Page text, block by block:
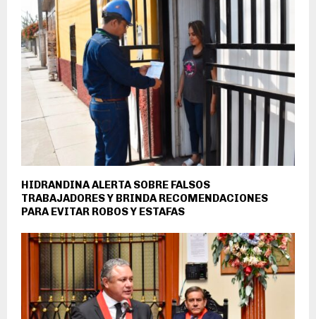
HIDRANDINA ALERTA SOBRE FALSOS
TRABAJADORES Y BRINDA RECOMENDACIONES
PARA EVITAR ROBOS Y ESTAFAS